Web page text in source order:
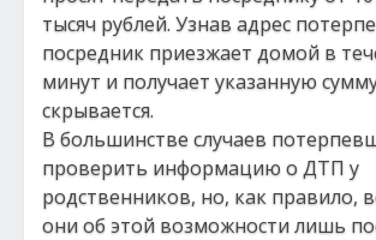
тысяч рублей. Узнав адрес
посредник приезжает домой в
минут и получает указанную
скрывается.
В большинстве случаев
проверить информацию о ДТП у
родственников, но, как правило,
они об этой возможности лишь